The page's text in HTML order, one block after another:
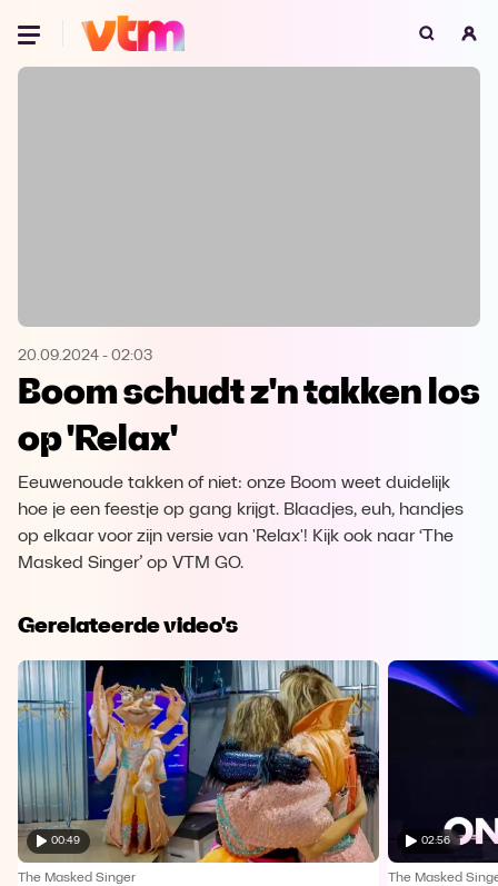
Oeps, browser niet ondersteund
Microsoft Edge Download
Opera
20.09.2024 - 02:03
Boom schudt z'n takken los
op 'Relax'
Eeuwenoude takken of niet: onze Boom weet duidelijk
hoe je een feestje op gang krijgt. Blaadjes, euh, handjes
op elkaar voor zijn versie van 'Relax'! Kijk ook naar ‘The
Masked Singer’ op VTM GO.
Gerelateerde video's
00:49
The Masked Singer
02:56
The Masked